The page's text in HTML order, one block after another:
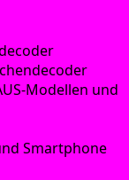
Model­len und
Smart­phone